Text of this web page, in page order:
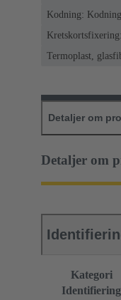
Kodning:
Termoplast,
Detaljer om
Detaljer om
Kategori
Identifiering